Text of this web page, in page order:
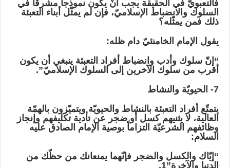
فالتعبويّ في الحقيقة يجب أنْ يكون نموذجاً مشرقاً في
السلوك والانضباط الإسلاميّ، فإن لم يمثّل أبناء التعبئة
ذلك فمن يمثّله؟
يقول الإمام الخامنئيّ دام ظله:
“إنّ سلوك وأدب وانضباط أفراد التعبئة ينبغي أن يكون
أقرب من سلوك الآخرين إلى السلوك الإسلاميّ”.
7- الحيويّة والنشاط
يتمتّع أفراد التعبئة بالنشاط والحيويّة ويتميّزون بالهمّة
العالية، لا يثنيهم كسل أو ضجر عن تأدية تكليفهم وإنجاز
وظائفهم الشرعيّة التزاماً بوصية الإمام الصادق عليه
السلام:
“إيّاك والكسل والضجر فإنّهما يمنعانك من حظّك من
الدنيا والآخرة”1.